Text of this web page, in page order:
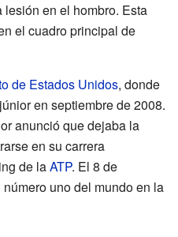
lesión en el hombro. Esta
el cuadro principal de
de Estados Unidos, donde
en septiembre de 2008.
anunció que dejaba la
en su carrera
de laATP. El 8 de
uno del mundo en la